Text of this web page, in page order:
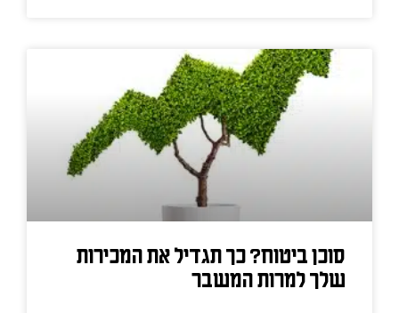
סוכן ביטוח? כך תגדיל את המכירות
שלך למרות המשבר